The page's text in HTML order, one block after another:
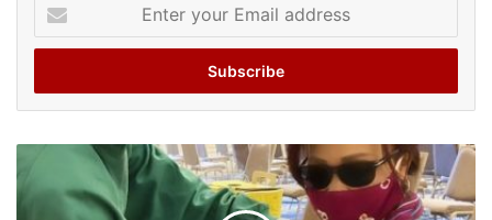
your
Email